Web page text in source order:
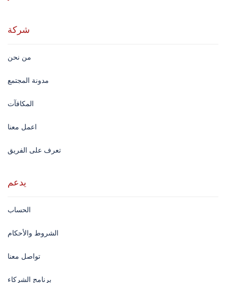
شركة
من نحن
مدونة المجتمع
المكافآت
اعمل معنا
تعرف على الفريق
يدعم
الحساب
الشروط والأحكام
تواصل معنا
برنامج الشركاء